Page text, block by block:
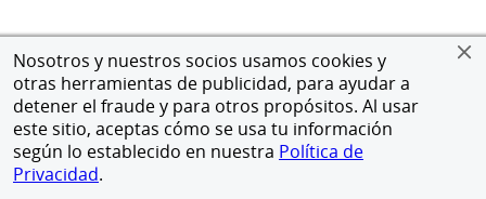
Nosotros y nuestros socios usamos cookies y
otras herramientas de publicidad, para ayudar a
detener el fraude y para otros propósitos. Al usar
este sitio, aceptas cómo se usa tu información
según lo establecido en nuestra Política de
Privacidad.